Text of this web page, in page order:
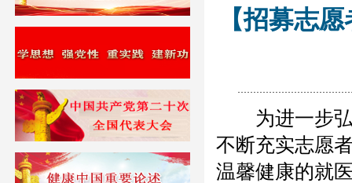
【招募志
为进一步弘
不断充实志愿
温馨健康的就